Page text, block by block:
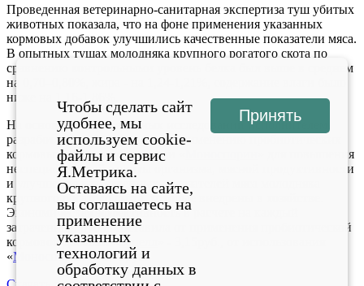
Проведенная ветеринарно-санитарная экспертиза туш убитых
животных показала, что на фоне применения указанных
кормовых добавок улучшились качественные показатели мяса.
В опытных тушах молодняка крупного рогатого скота по
сравнению контрольными уровень белка был выше в среднем
на 0,70–0,80%, жира - на 1,24-1,21%, содержание влаги было
ниже на 1,16-1,86%.
На основании проведенных исследований исполнителем
разработаны предложения по применению пробиотических
кормовых добавок « Бацелл» и «
» для повышения
неспецифической защиты организма, мясной продуктивности
и улучшения качественных показателей мяса молодняка
крупного рогатого скота, которые внедрены в хозяйстве.
Экономическая эффективность в расчете на каждый
затраченный рубль составила от применения пробиотической
кормовой добавки «Бацелл
«Моноспорин» - 2,71руб.
Чтобы сделать сайт
удобнее, мы
используем cookie-
файлы и сервис
Я.Метрика.
Оставаясь на сайте,
вы соглашаетесь на
применение
указанных
технологий и
обработку данных в
Принять